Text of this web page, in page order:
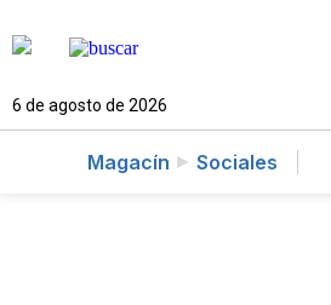
6 de agosto de 2026
Magacín Sociales